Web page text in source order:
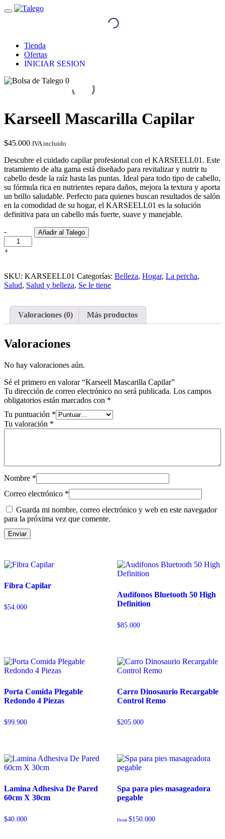
Tienda
Ofertas
INICIAR SESION
0
Karseell Mascarilla Capilar
$45.000 IVA incluido
Descubre el cuidado capilar profesional con el KARSEELL01. Este
tratamiento de alta gama está diseñado para revitalizar y nutrir tu
cabello desde la raíz hasta las puntas. Ideal para todo tipo de cabello,
su fórmula rica en nutrientes repara daños, mejora la textura y aporta
un brillo saludable. Perfecto para quienes buscan resultados de salón
en la comodidad de su hogar, el KARSEELL01 es la solución
definitiva para un cabello más fuerte, suave y manejable.
-
Karseell
Mascarilla
+
Añadir al Talego
SKU: KARSEELL01 Categorías: Belleza, Hogar, La percha,
Salud, Salud y belleza, Se le tiene
Valoraciones (0) Más productos
Valoraciones
No hay valoraciones aún.
Sé el primero en valorar “Karseell Mascarilla Capilar”
Tu dirección de correo electrónico no será publicada. Los campos
obligatorios están marcados con *
Tu puntuación *
Tu valoración *
Nombre *
Correo electrónico *
Guarda mi nombre, correo electrónico y web en este navegador
para la próxima vez que comente.
Fibra Capilar
$54.000
Audifonos Bluetooth 50 High
Definition
$85.000
Porta Comida Plegable
Redondo 4 Piezas
$99.900
Carro Dinosaurio Recargable
Control Remo
$205.000
Lamina Adhesiva De Pared
60cm X 30cm
$40.000
Spa para pies masageadora
pegable
Desde $150.000